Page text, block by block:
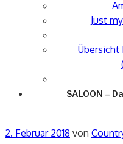
Just
Übersicht
SALOON –
Veröffentlicht
2. Februar 2018 von